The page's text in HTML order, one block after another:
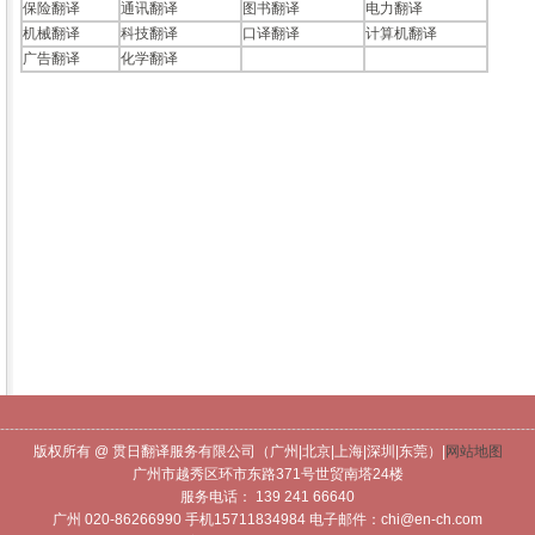
保险翻译 通讯翻译 图书翻译
电力翻译
机械翻译
科技翻译 口译翻译
计算机翻译
广告翻译
化学翻译
版权所有 @ 贯日翻译服务有限公司（广州|北京|上海|深圳|东莞）|
网站地图
广州市越秀区环市东路371号世贸南塔24楼
服务电话： 139 241 66640
广州 020-86266990 手机15711834984 电子邮件：chi@en-ch.com